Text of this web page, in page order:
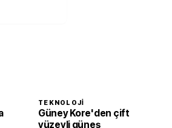
TEKNOLOJI
Güney Kore'den çift
yüzeyli güneş